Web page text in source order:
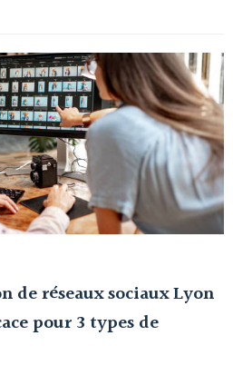
de réseaux sociaux Lyon
pour 3 types de